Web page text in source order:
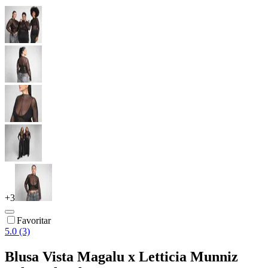
+3
Favoritar
5.0 (3)
Blusa Vista Magalu x Letticia Munniz